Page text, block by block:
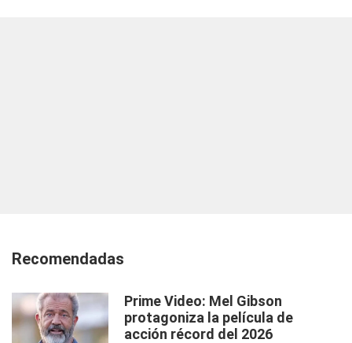
Recomendadas
Prime Video: Mel Gibson
protagoniza la película de
acción récord del 2026